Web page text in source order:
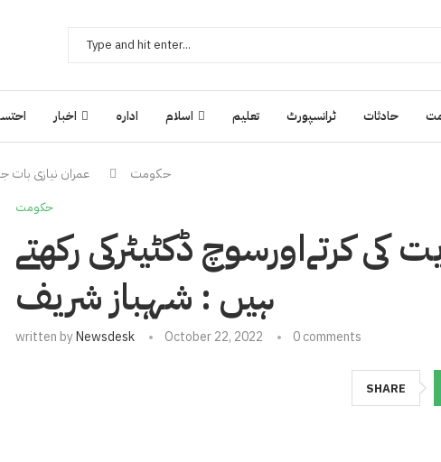
اخبار ادارہ اسلام تعلیم ٹرانسپورٹ حادثات
حکومت عمران نیازی بات
حکومت
کرتےاورسوچ ڈکٹیٹرکی رکھتے
ہیں : شہباز شریف
written byNewsdesk October 22, 2022 0 comments
SHARE